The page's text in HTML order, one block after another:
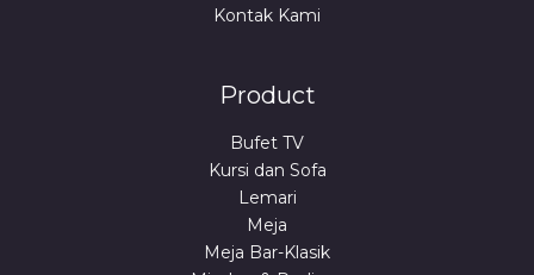
Kontak Kami
Product
Bufet TV
Kursi dan Sofa
Lemari
Meja
Meja Bar-Klasik